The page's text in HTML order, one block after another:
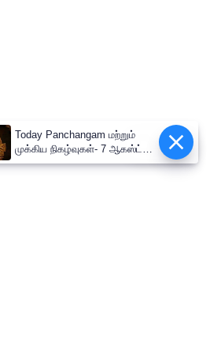
Epaper
Today Panchangam மற்றும்
முக்கிய நிகழ்வுகள்- 7 ஆகஸ்ட்
2026: திருத்தணி